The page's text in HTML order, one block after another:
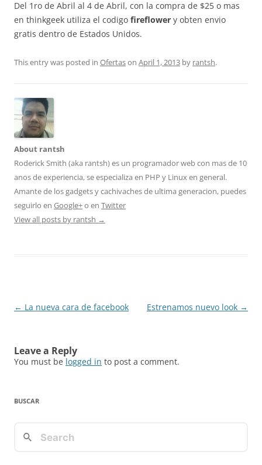
Del 1ro de Abril al 4 de Abril, con la compra de $25 o mas
en thinkgeek utiliza el codigo fireflower y obten envio
gratis dentro de Estados Unidos.
This entry was posted in Ofertason April 1, 2013 by rantsh.
About rantsh
Roderick Smith (aka rantsh) es un programador web con mas de 10
anos de experiencia, se especializa en PHP y Linux en general.
Amante de los gadgets y cachivaches de ultima generacion, puedes
seguirlo en Google+o en Twitter
View all posts by rantsh →
Post
← La nueva cara de facebook Estrenamos nuevo look →
Leave a Reply
You must be logged in to post a comment.
BUSCAR